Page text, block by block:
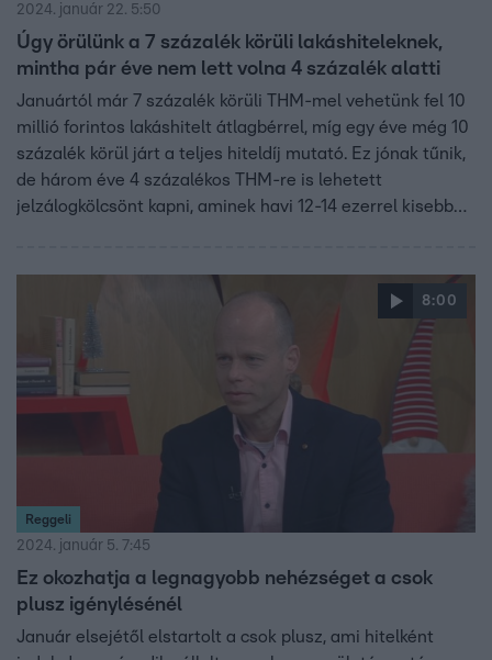
2024. január 22. 5:50
Úgy örülünk a 7 százalék körüli lakáshiteleknek,
mintha pár éve nem lett volna 4 százalék alatti
Januártól már 7 százalék körüli THM-mel vehetünk fel 10
millió forintos lakáshitelt átlagbérrel, míg egy éve még 10
százalék körül járt a teljes hiteldíj mutató. Ez jónak tűnik,
de három éve 4 százalékos THM-re is lehetett
jelzálogkölcsönt kapni, aminek havi 12-14 ezerrel kisebb
derül ki a Bank360.hu összehasonlításából.
8:00
Reggeli
2024. január 5. 7:45
Ez okozhatja a legnagyobb nehézséget a csok
plusz igénylésénél
Január elsejétől elstartolt a csok plusz, ami hitelként